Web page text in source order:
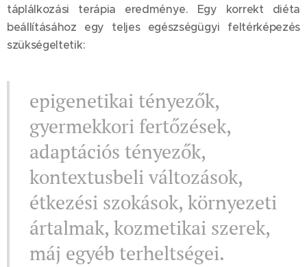
táplálkozási terápia eredménye. Egy korrekt diéta
beállításához egy teljes egészségügyi feltérképezés
szükségeltetik:
epigenetikai tényezők,
gyermekkori fertőzések,
adaptációs tényezők,
kontextusbeli változások,
étkezési szokások, környezeti
ártalmak, kozmetikai szerek,
máj egyéb terheltségei.